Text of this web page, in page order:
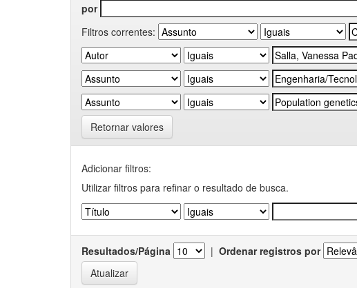
por
Filtros correntes:
Retornar valores
Adicionar filtros:
Utilizar filtros para refinar o resultado de busca.
Resultados/Página | Ordenar registros por